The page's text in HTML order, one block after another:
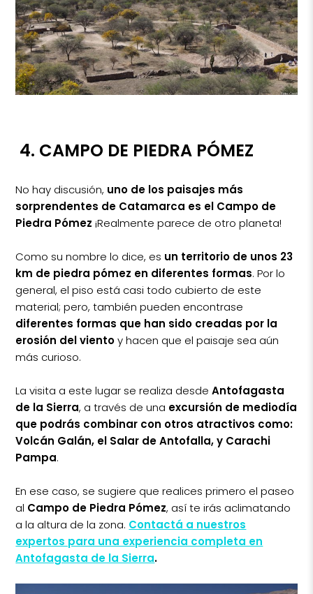
4. CAMPO DE PIEDRA PÓMEZ
No hay discusión, uno de los paisajes más
sorprendentes de Catamarca es el Campo de
Piedra Pómez¡Realmente parece de otro planeta!
Como su nombre lo dice, es un territorio de unos 23
km de piedra pómez en diferentes formas. Por lo
general, el piso está casi todo cubierto de este
material; pero, también pueden encontrase
diferentes formas que han sido creadas por la
erosión del vientoy hacen que el paisaje sea aún
más curioso.
La visita a este lugar se realiza desdeAntofagasta
de la Sierra, a través de una excursión de mediodía
que podrás combinar con otros atractivos como:
Volcán Galán, el Salar de Antofalla, y Carachi
Pampa.
En ese caso, se sugiere que realices primero el paseo
al Campo de Piedra Pómez, así te irás aclimatando
a la altura de la zona. Contactá a nuestros
expertos para una experiencia completa en
Antofagasta de la Sierra.